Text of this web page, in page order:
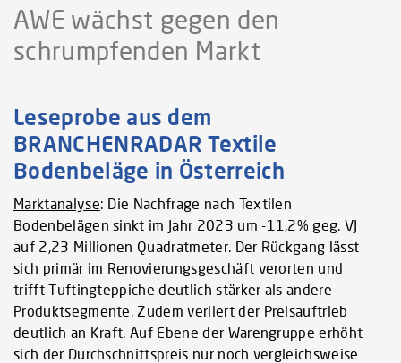
AWE wächst gegen den
schrumpfenden Markt
Leseprobe aus dem
BRANCHENRADAR Textile
Bodenbeläge in Österreich
Marktanalyse: Die Nachfrage nach Textilen
Bodenbelägen sinkt im Jahr 2023 um -11,2% geg. VJ
auf 2,23 Millionen Quadratmeter. Der Rückgang lässt
sich primär im Renovierungsgeschäft verorten und
trifft Tuftingteppiche deutlich stärker als andere
Produktsegmente. Zudem verliert der Preisauftrieb
deutlich an Kraft. Auf Ebene der Warengruppe erhöht
sich der Durchschnittspreis nur noch vergleichsweise